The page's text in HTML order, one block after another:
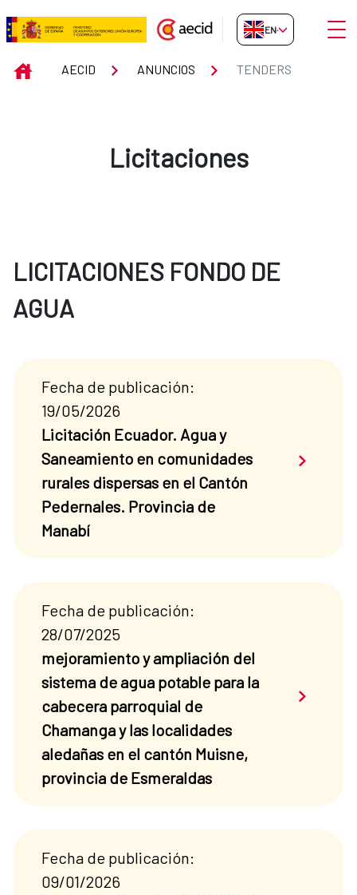
Skip to Main Content
Tenders
EN-GB
INICIOAECID ANUNCIOS TENDERS
Licitaciones
LICITACIONES FONDO DE
AGUA
Fecha de publicación:
19/05/2026
Licitación Ecuador. Agua y
Saneamiento en comunidades
rurales dispersas en el Cantón
Pedernales. Provincia de
Manabí
Saber
Fecha de publicación:
28/07/2025
mejoramiento y ampliación del
sistema de agua potable para la
cabecera parroquial de
Chamanga y las localidades
aledañas en el cantón Muisne,
provincia de Esmeraldas
Saber
Fecha de publicación:
09/01/2026